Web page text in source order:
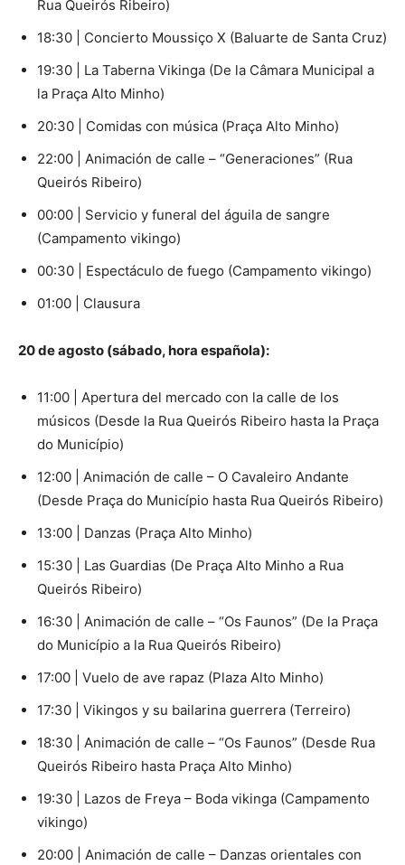
Rua Queirós Ribeiro)
18:30 | Concierto Moussiço X (Baluarte de Santa Cruz)
19:30 | La Taberna Vikinga (De la Câmara Municipal a
la Praça Alto Minho)
20:30 | Comidas con música (Praça Alto Minho)
22:00 | Animación de calle – “Generaciones” (Rua
Queirós Ribeiro)
00:00 | Servicio y funeral del águila de sangre
(Campamento vikingo)
00:30 | Espectáculo de fuego (Campamento vikingo)
01:00 | Clausura
20 de agosto (sábado, hora española):
11:00 | Apertura del mercado con la calle de los
músicos (Desde la Rua Queirós Ribeiro hasta la Praça
do Município)
12:00 | Animación de calle – O Cavaleiro Andante
(Desde Praça do Município hasta Rua Queirós Ribeiro)
13:00 | Danzas (Praça Alto Minho)
15:30 | Las Guardias (De Praça Alto Minho a Rua
Queirós Ribeiro)
16:30 | Animación de calle – “Os Faunos” (De la Praça
do Município a la Rua Queirós Ribeiro)
17:00 | Vuelo de ave rapaz (Plaza Alto Minho)
17:30 | Vikingos y su bailarina guerrera (Terreiro)
18:30 | Animación de calle – “Os Faunos” (Desde Rua
Queirós Ribeiro hasta Praça Alto Minho)
19:30 | Lazos de Freya – Boda vikinga (Campamento
vikingo)
20:00 | Animación de calle – Danzas orientales con